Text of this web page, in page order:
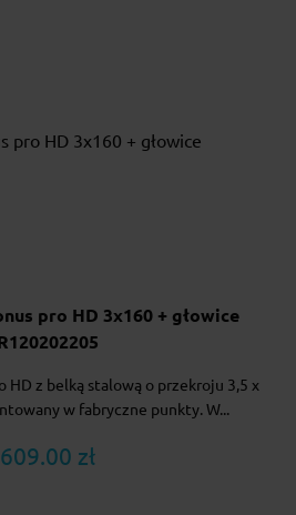
pro HD 3x160 + głowice
HD z belką stalową o przekroju 3,5 x
w fabryczne punkty. W...
609.00 zł